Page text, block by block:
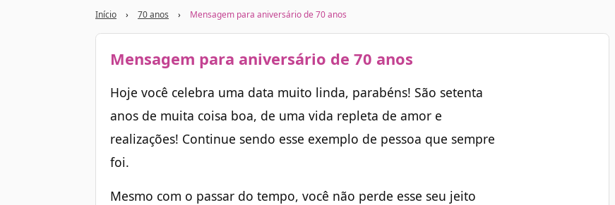
Início › 70 anos › Mensagem para aniversário de 70 anos
Mensagem para aniversário de 70 anos
Hoje você celebra uma data muito linda, parabéns! São setenta
anos de muita coisa boa, de uma vida repleta de amor e
realizações! Continue sendo esse exemplo de pessoa que sempre
foi.
Mesmo com o passar do tempo, você não perde esse seu jeito